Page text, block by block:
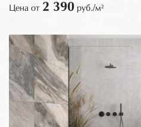
Цена от 2 390 руб./м²